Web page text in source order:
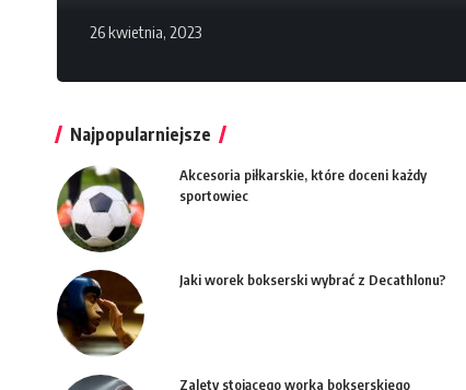
26 kwietnia, 2023
Najpopularniejsze
Akcesoria piłkarskie, które doceni każdy
sportowiec
Jaki worek bokserski wybrać z Decathlonu?
Zalety stojącego worka bokserskiego